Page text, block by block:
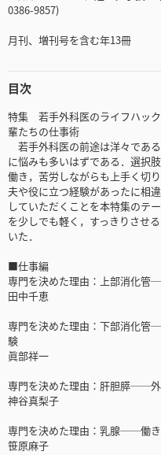
0386-9857)
月刊、増刊号を含む年13冊
目次
特集 若手外科医のライフハッ
輩たちの仕事術
若手外科医の前途は洋々であ
に悩みも多いはずである．選択
働き，苦労しながらも上手く切
夫や役に立つ経験があったに相
していただくことを本特集のテ
を少しでも軽く，すっきりさせ
いた．
■仕事編
専門を決めた理由：上部消化管
田中千恵
専門を決めた理由：下部消化管
験
眞部祥一
専門を決めた理由：肝胆膵──
神谷真梨子
専門を決めた理由：乳腺──働
笹原麻子